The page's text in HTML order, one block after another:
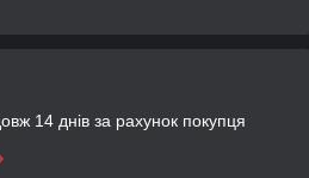
14 днів за рахунок покупця